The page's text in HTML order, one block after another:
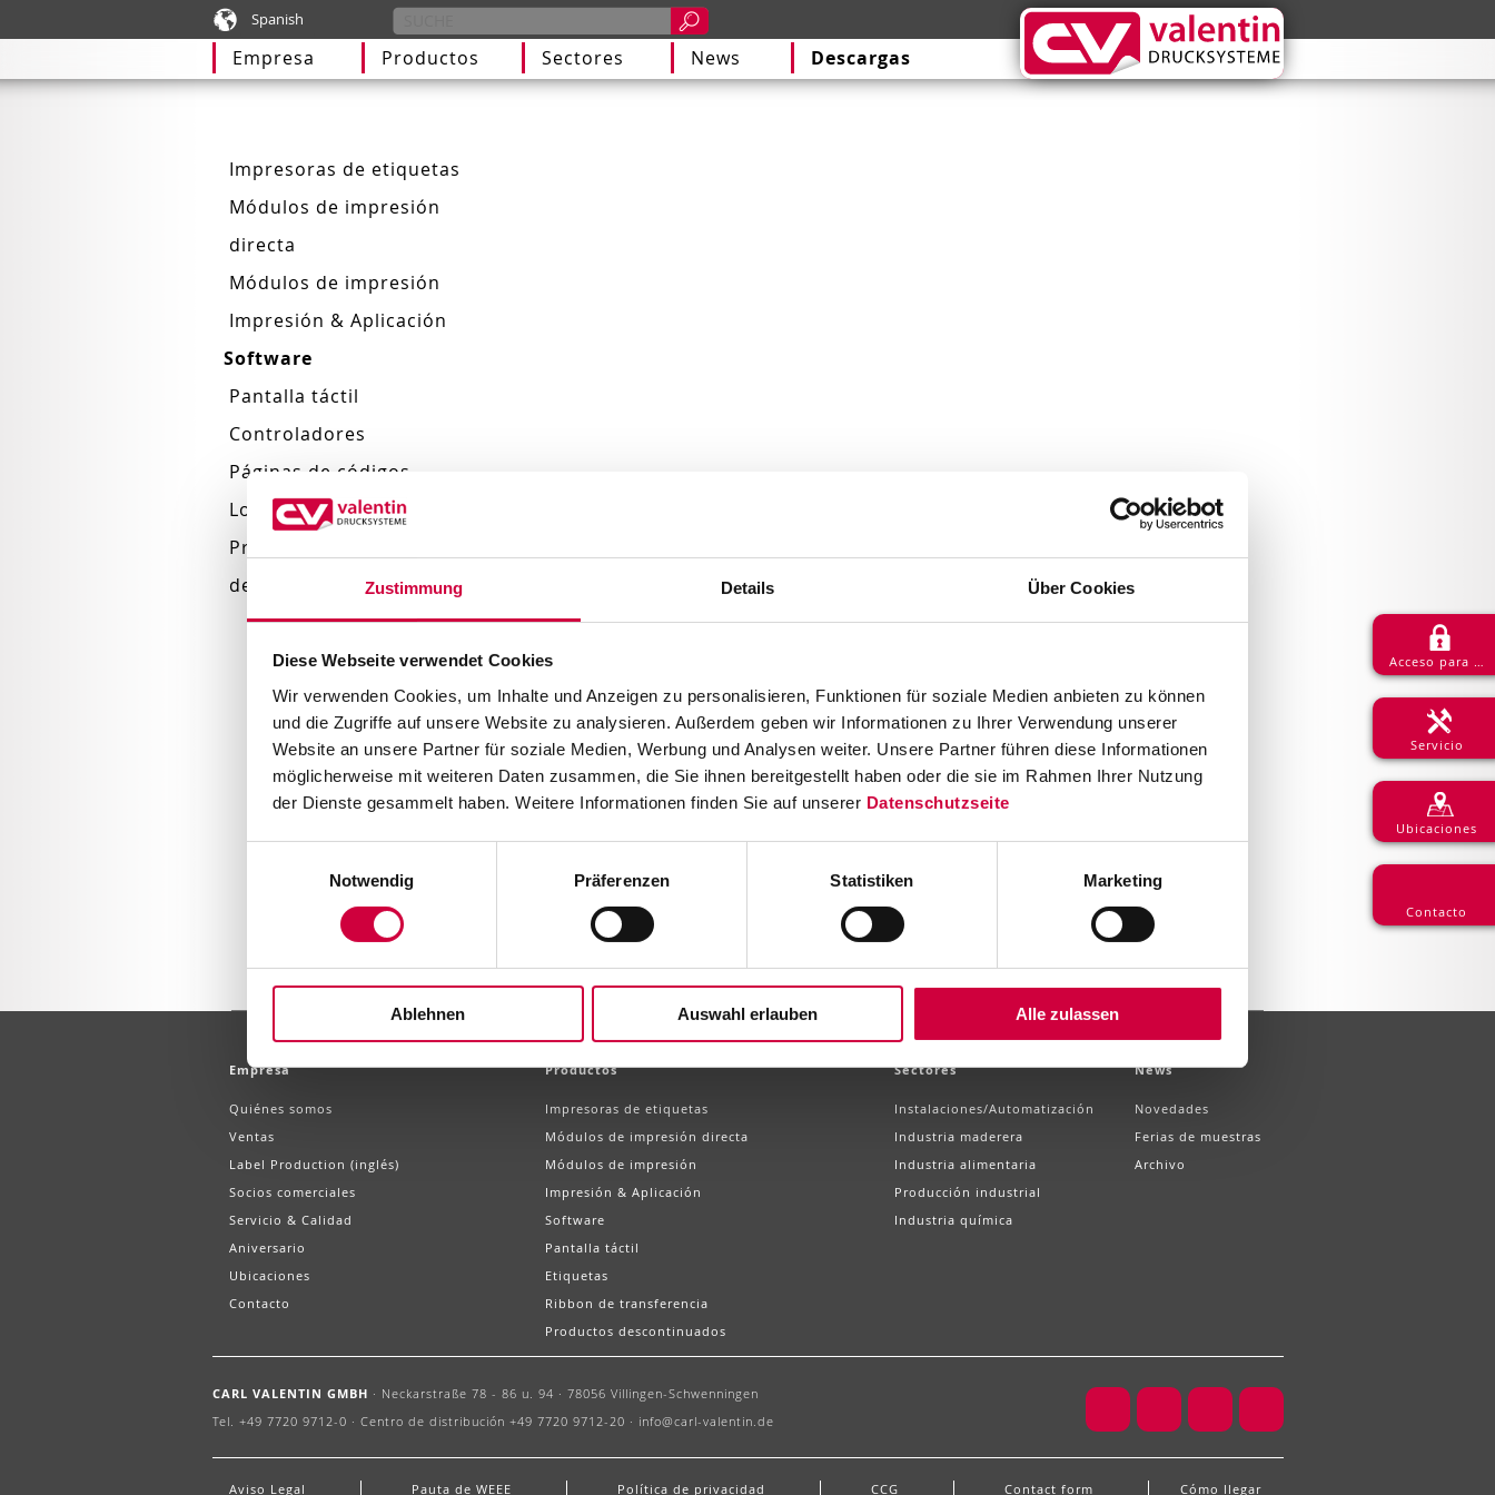
Zustimmung Details Über Cookies
Diese Webseite verwendet Cookies
Wir verwenden Cookies, um Inhalte und Anzeigen zu personalisieren, Funktionen für soziale Medien anbieten zu können
und die Zugriffe auf unsere Website zu analysieren. Außerdem geben wir Informationen zu Ihrer Verwendung unserer
Website an unsere Partner für soziale Medien, Werbung und Analysen weiter. Unsere Partner führen diese Informationen
möglicherweise mit weiteren Daten zusammen, die Sie ihnen bereitgestellt haben oder die sie im Rahmen Ihrer Nutzung
der Dienste gesammelt haben. Weitere Informationen finden Sie auf unserer Datenschutzseite
Notwendig
Präferenzen Statistiken Marketing
Ablehnen Auswahl erlauben Alle zulassen
Spanish
Empresa Productos Sectores News Descargas
Impresoras de etiquetas
Módulos de impresión
directa
Módulos de impresión
Impresión & Aplicación
Software
Pantalla táctil
Controladores
Páginas de códigos
Logotipo & Otros
Productos
descontinuados
Empresa
Quiénes somos
Ventas
Label Production (inglés)
Socios comerciales
Servicio & Calidad
Aniversario
Ubicaciones
Contacto
Productos
Impresoras de etiquetas
Módulos de impresión directa
Módulos de impresión
Impresión & Aplicación
Software
Pantalla táctil
Etiquetas
Ribbon de transferencia
Productos descontinuados
Sectores
Instalaciones/Automatización
Industria maderera
Industria alimentaria
Producción industrial
Industria química
News
Novedades
Ferias de muestras
Archivo
CARL VALENTIN GMBH · Neckarstraße 78 - 86 u. 94 · 78056 Villingen-Schwenningen
Tel. +49 7720 9712-0 · Centro de distribución +49 7720 9712-20 · info@carl-valentin.de
Aviso Legal Pauta de WEEE Política de privacidad CCG Contact form Cómo llegar
Acceso para asociado
Servicio
Ubicaciones
Contacto